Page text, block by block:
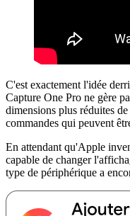
C'est exactement l'idée
Capture One Pro ne gère
dimensions plus réduites
commandes qui peuvent
En attendant qu'Apple
capable de changer
type de périphérique a